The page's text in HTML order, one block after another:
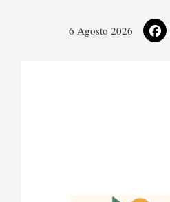
6 Agosto 2026